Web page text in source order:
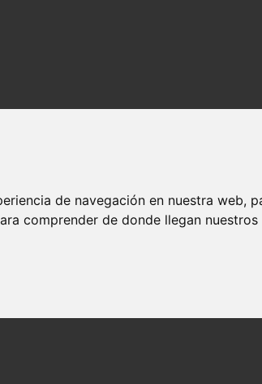
de navegación en nuestra web,
comprender de donde llegan